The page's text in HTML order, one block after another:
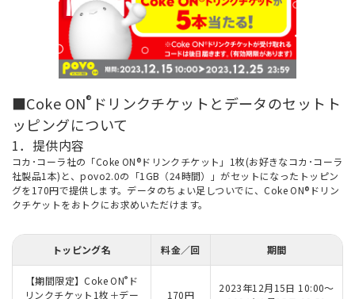
■Coke ON® ドリンクチケットとデータのセットト
ッピングについて
1．提供内容
コカ･コーラ社の「Coke ON®ドリンクチケット」1枚(お好きなコカ･コーラ
社製品1本)と、povo2.0の「1GB（24時間）」がセットになったトッピン
グを170円で提供します。データのちょい足しついでに、Coke ON®ドリン
クチケットをおトクにお求めいただけます。
トッピング名 料金／回 期間
【期間限定】Coke ON® ド
リンクチケット1枚＋デー
170円
2023年12月15日 10:00～